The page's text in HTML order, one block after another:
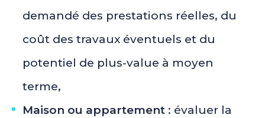
demandé des prestations réelles, du
coût des travaux éventuels et du
potentiel de plus-value à moyen
terme,
Maison ou appartement : évaluer la